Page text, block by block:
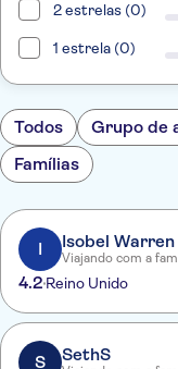
2 estrelas (0)
1 estrela (0)
Todos Grupo de
Famílias
I Isobel Warren
Viajando com a
4.2 Reino Unido
S SethS